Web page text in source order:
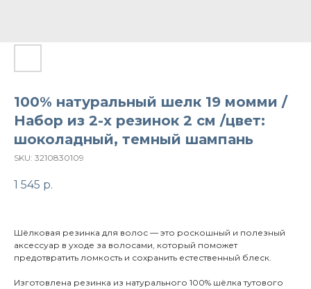
100% натуральный шелк 19 момми /
Набор из 2-х резинок 2 см /цвет:
шоколадный, темный шампань
SKU: 3210830109
1 545 р.
Шёлковая резинка для волос — это роскошный и полезный
аксессуар в уходе за волосами, который поможет
предотвратить ломкость и сохранить естественный блеск.
Изготовлена резинка из натурального 100% шёлка тутового